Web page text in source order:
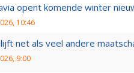
opent komende winter
10:46
net als veel andere
9:00